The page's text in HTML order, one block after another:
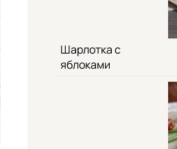
Шарлотка с
яблоками